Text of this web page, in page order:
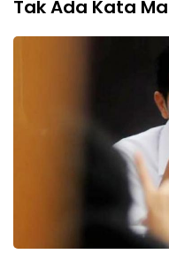
Tak Ada Kata